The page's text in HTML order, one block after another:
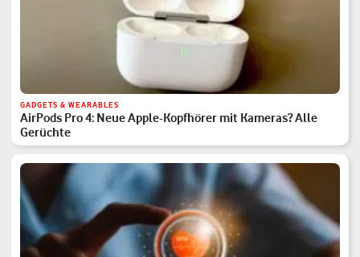
GADGETS & WEARABLES
AirPods Pro 4: Neue Apple-Kopfhörer mit Kameras? Alle
Gerüchte